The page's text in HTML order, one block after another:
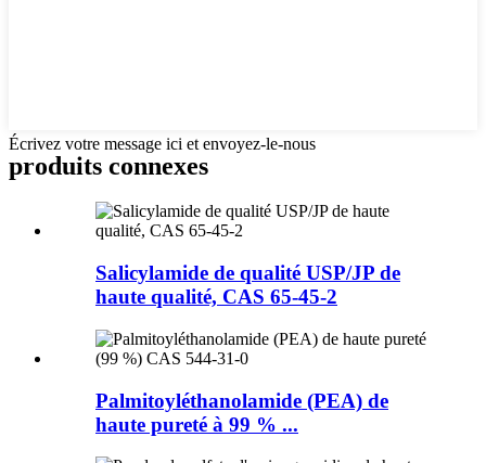
Écrivez votre message ici et envoyez-le-nous
produits connexes
Salicylamide de qualité USP/JP de
haute qualité, CAS 65-45-2
Palmitoyléthanolamide (PEA) de
haute pureté à 99 % ...